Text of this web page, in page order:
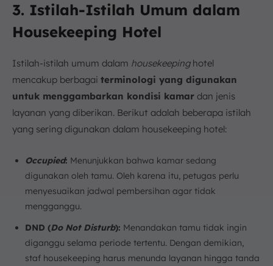
3. Istilah-Istilah Umum dalam
Housekeeping Hotel
Istilah-istilah umum dalam housekeepinghotel
mencakup berbagai terminologi yang digunakan
untuk menggambarkan kondisi kamar dan jenis
layanan yang diberikan. Berikut adalah beberapa istilah
yang sering digunakan dalam housekeeping hotel:
Occupied: Menunjukkan bahwa kamar sedang
digunakan oleh tamu. Oleh karena itu, petugas perlu
menyesuaikan jadwal pembersihan agar tidak
mengganggu.
DND (Do Not Disturb): Menandakan tamu tidak ingin
diganggu selama periode tertentu. Dengan demikian,
staf housekeeping harus menunda layanan hingga tanda